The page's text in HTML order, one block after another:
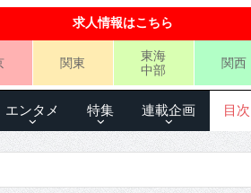
求人情報はこちら
関東
東海
中部
関西
エンタメ 特集 連載企画 目次